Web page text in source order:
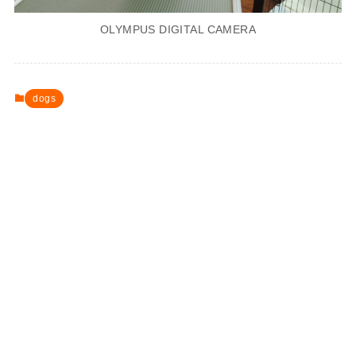
OLYMPUS DIGITAL CAMERA
dogs